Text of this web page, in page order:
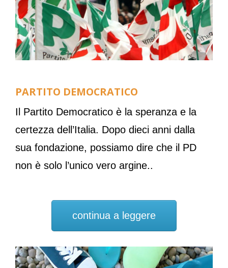
PARTITO DEMOCRATICO
Il Partito Democratico è la speranza e la
certezza dell’Italia. Dopo dieci anni dalla
sua fondazione, possiamo dire che il PD
non è solo l’unico vero argine..
continua a leggere